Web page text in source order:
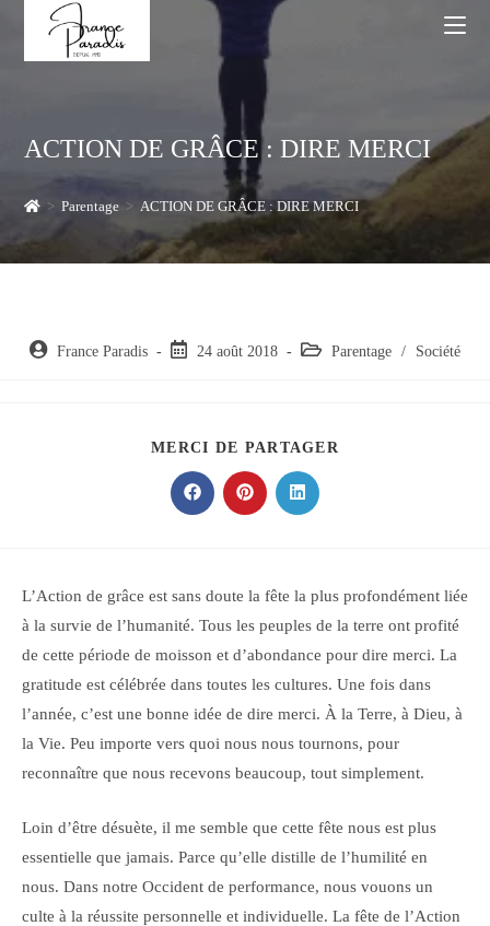
ACTION DE GRÂCE : DIRE MERCI
> Parentage > ACTION DE GRÂCE : DIRE MERCI
Auteur/autrice
France Paradis
Post 24 août 2018
Post Parentage / Société
MERCI DE PARTAGER
Ouvrir
dans
Ouvrir
dans
Ouvrir
dans
L’Action de grâce est sans doute la fête la plus profondément liée
à la survie de l’humanité. Tous les peuples de la terre ont profité
de cette période de moisson et d’abondance pour dire merci. La
gratitude est célébrée dans toutes les cultures. Une fois dans
l’année, c’est une bonne idée de dire merci. À la Terre, à Dieu, à
la Vie. Peu importe vers quoi nous nous tournons, pour
reconnaître que nous recevons beaucoup, tout simplement.
Loin d’être désuète, il me semble que cette fête nous est plus
essentielle que jamais. Parce qu’elle distille de l’humilité en
nous. Dans notre Occident de performance, nous vouons un
culte à la réussite personnelle et individuelle. La fête de l’Action